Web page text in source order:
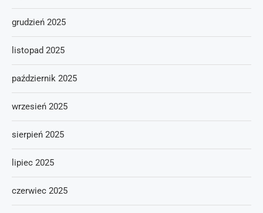
grudzień 2025
listopad 2025
październik 2025
wrzesień 2025
sierpień 2025
lipiec 2025
czerwiec 2025